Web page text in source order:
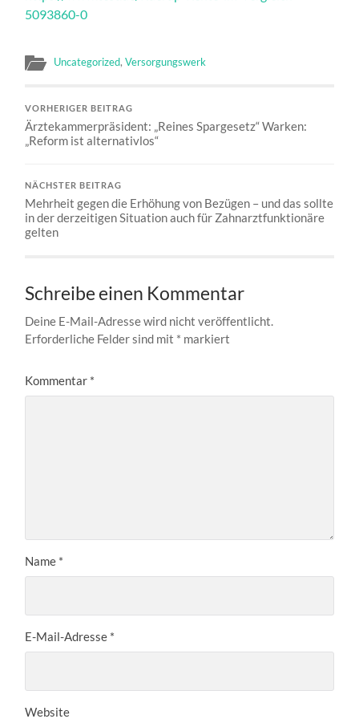
5093860-0
Uncategorized,Versorgungswerk
VORHERIGER BEITRAG
Ärztekammerpräsident: „Reines Spargesetz“ Warken:
„Reform ist alternativlos“
NÄCHSTER BEITRAG
Mehrheit gegen die Erhöhung von Bezügen – und das sollte
in der derzeitigen Situation auch für Zahnarztfunktionäre
gelten
Schreibe einen Kommentar
Deine E-Mail-Adresse wird nicht veröffentlicht.
Erforderliche Felder sind mit * markiert
Kommentar *
Name *
E-Mail-Adresse *
Website